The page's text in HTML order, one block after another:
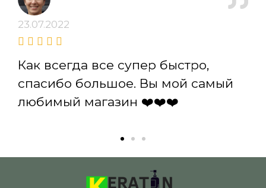
23.07.2022
Как всегда все супер быстро,
спасибо большое. Вы мой самый
любимый магазин ❤️❤️❤️